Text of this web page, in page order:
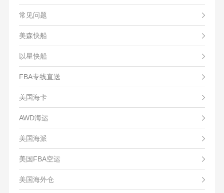
常见问题
美森快船
以星快船
FBA专线直送
美国海卡
AWD海运
美国海派
美国FBA空运
美国海外仓